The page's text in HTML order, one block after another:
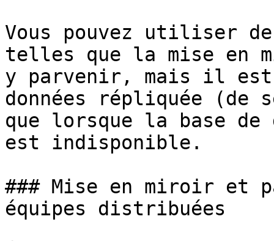
Vous pouvez utiliser
telles que la mise en
y parvenir, mais il est
données répliquée (de
que lorsque la base de
est indisponible.
### Mise en miroir et
équipes distribuées